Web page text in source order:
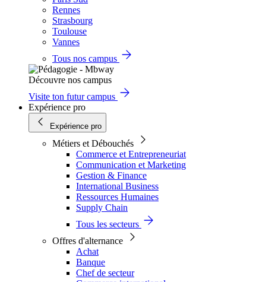
Rennes
Strasbourg
Toulouse
Vannes
Tous nos campus
Découvre nos campus
Visite ton futur campus
Expérience pro
Expérience pro
Métiers et Débouchés
Commerce et Entrepreneuriat
Communication et Marketing
Gestion & Finance
International Business
Ressources Humaines
Supply Chain
Tous les secteurs
Offres d'alternance
Achat
Banque
Chef de secteur